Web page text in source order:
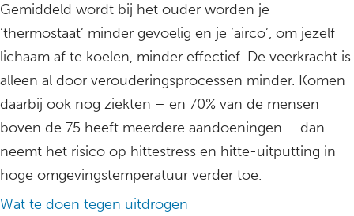
Gemiddeld wordt bij het ouder worden je
‘thermostaat’ minder gevoelig en je ’airco’, om jezelf
lichaam af te koelen, minder effectief. De veerkracht is
alleen al door verouderingsprocessen minder. Komen
daarbij ook nog ziekten – en 70% van de mensen
boven de 75 heeft meerdere aandoeningen – dan
neemt het risico op hittestress en hitte-uitputting in
hoge omgevingstemperatuur verder toe.
Wat te doen tegen uitdrogen